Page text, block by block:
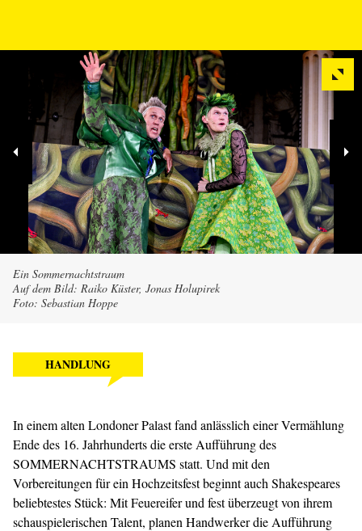
Ein Sommer­nachtstraum
Auf dem Bild: Raiko Küster, Jonas Holupirek
Foto: Sebastian Hoppe
HANDLUNG
In einem alten Londoner Palast fand anlässlich einer Vermählung
Ende des 16. Jahrhunderts die erste Aufführung des
SOMMERNACHTSTRAUMS statt. Und mit den
Vorbereitungen für ein Hochzeitsfest beginnt auch Shakespeares
beliebtestes Stück: Mit Feuereifer und fest überzeugt von ihrem
schauspielerischen Talent, planen Handwerker die Aufführung